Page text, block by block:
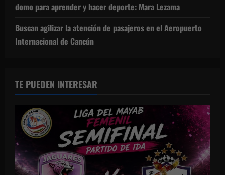
domo para aprender y hacer deporte: Mara Lezama
Buscan agilizar la atención de pasajeros en el Aeropuerto
Internacional de Cancún
TE PUEDEN INTERESAR